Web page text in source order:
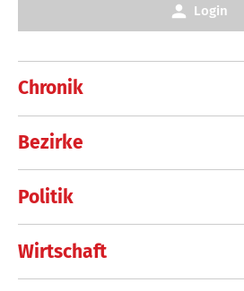
Chronik
Bezirke
Politik
Wirtschaft
Login